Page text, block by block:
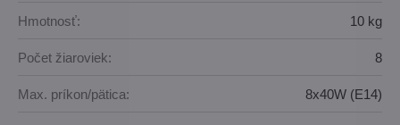
Hmotnosť: 10 kg
Počet žiaroviek: 8
Max. príkon/pätica: 8x40W (E14)